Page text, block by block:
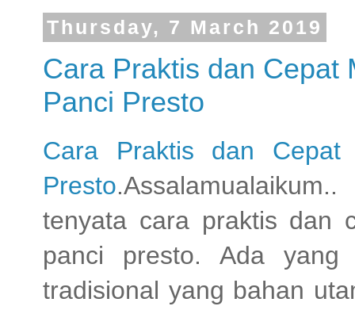
Thursday, 7 March 2019
Cara Praktis dan Cepat
Panci Presto
Cara Praktis dan Cepat
Presto
tenyata cara praktis dan
panci presto. Ada
tradisional yang bahan